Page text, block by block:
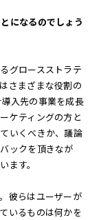
になるのでしょう
グロースストラテ
さまざまな役割の
入先の事業を成長
ケティングの方と
いくべきか、議論
ックを頂きなが
ます。
彼らはユーザーが
いるものは何かを